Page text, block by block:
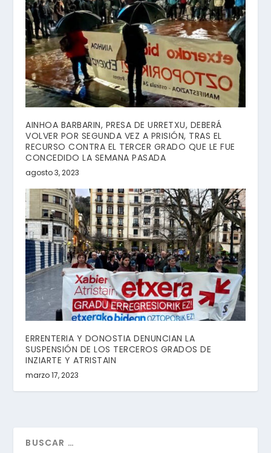
AINHOA BARBARIN, PRESA DE URRETXU, DEBERÁ
VOLVER POR SEGUNDA VEZ A PRISIÓN, TRAS EL
RECURSO CONTRA EL TERCER GRADO QUE LE FUE
CONCEDIDO LA SEMANA PASADA
agosto 3, 2023
ERRENTERIA Y DONOSTIA DENUNCIAN LA
SUSPENSIÓN DE LOS TERCEROS GRADOS DE
INZIARTE Y ATRISTAIN
marzo 17, 2023